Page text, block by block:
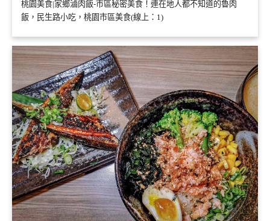
桃園美食|家鄉滷肉飯-市區秘密美食！連在地人都不知道的魯肉
飯，民生路小吃，桃園市區美食(線上：1)